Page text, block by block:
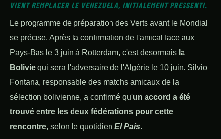
VIENT REMPLACER LE VENEZUELA, INITIALEMENT PRESSENTI.
Le programme de préparation des Verts avant le Mondial
se précise. Après la confirmation de l'amical face aux
Pays-Bas le 3 juin à Rotterdam, c'est désormais la
Bolivie qui sera l'adversaire de l'Algérie le 10 juin. Silvio
Fontana, responsable des matchs amicaux de la
sélection bolivienne, a confirmé qu'un accord a été
trouvé entre les deux fédérations pour cette
rencontre, selon le quotidien El País.